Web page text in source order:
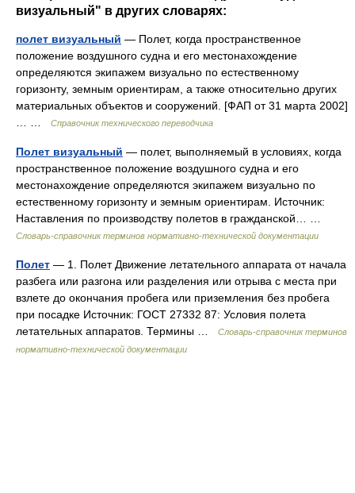
визуальный" в других словарях:
полет визуальный — Полет, когда пространственное
положение воздушного судна и его местонахождение
определяются экипажем визуально по естественному
горизонту, земным ориентирам, а также относительно других
материальных объектов и сооружений. [ФАП от 31 марта 2002]
Справочник технического переводчика
Полет визуальный — полет, выполняемый в условиях, когда
пространственное положение воздушного судна и его
местонахождение определяются экипажем визуально по
естественному горизонту и земным ориентирам. Источник:
Наставления по производству полетов в гражданской… …
Словарь-справочник терминов нормативно-технической документации
Полет — 1. Полет Движение летательного аппарата от начала
разбега или разгона или разделения или отрыва с места при
взлете до окончания пробега или приземления без пробега
при посадке Источник: ГОСТ 27332 87: Условия полета
летательных аппаратов. Термины …
Словарь-справочник терминов
нормативно-технической документации